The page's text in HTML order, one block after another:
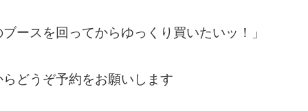
ースを回ってからゆっくり買いたいッ！」
どうぞ予約をお願いします